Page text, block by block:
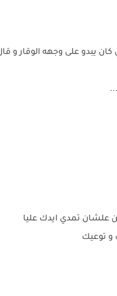
يبدو على وجهه الوقار و
علشان تمدي ايدك عليا
و توعيك